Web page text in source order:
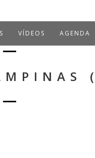
VÍDEOS AGENDA